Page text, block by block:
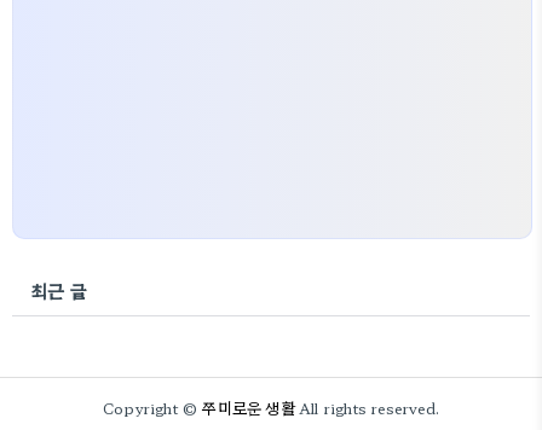
최근 글
Copyright ©쭈미로운 생활All rights reserved.